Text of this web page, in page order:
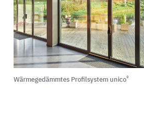
Wärmegedämmtes Profilsystem unico®